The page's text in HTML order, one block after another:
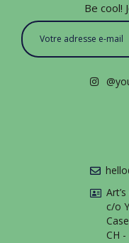
Be cool!
c/o
CH